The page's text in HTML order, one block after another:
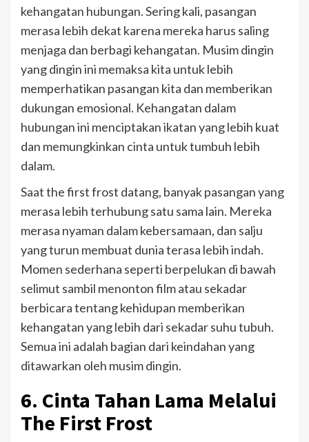
kehangatan hubungan. Sering kali, pasangan
merasa lebih dekat karena mereka harus saling
menjaga dan berbagi kehangatan. Musim dingin
yang dingin ini memaksa kita untuk lebih
memperhatikan pasangan kita dan memberikan
dukungan emosional. Kehangatan dalam
hubungan ini menciptakan ikatan yang lebih kuat
dan memungkinkan cinta untuk tumbuh lebih
dalam.
Saat the first frost datang, banyak pasangan yang
merasa lebih terhubung satu sama lain. Mereka
merasa nyaman dalam kebersamaan, dan salju
yang turun membuat dunia terasa lebih indah.
Momen sederhana seperti berpelukan di bawah
selimut sambil menonton film atau sekadar
berbicara tentang kehidupan memberikan
kehangatan yang lebih dari sekadar suhu tubuh.
Semua ini adalah bagian dari keindahan yang
ditawarkan oleh musim dingin.
6. Cinta Tahan Lama Melalui
The First Frost